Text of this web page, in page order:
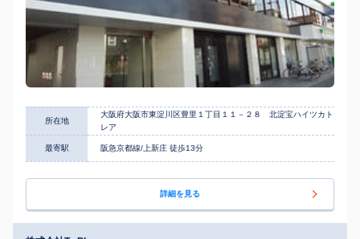
所在地
大阪府大阪市東淀川区豊里１丁目１１－２８ 北淀宝ハイツカト
レア
最寄駅 阪急京都線/上新庄 徒歩13分
詳細を見る